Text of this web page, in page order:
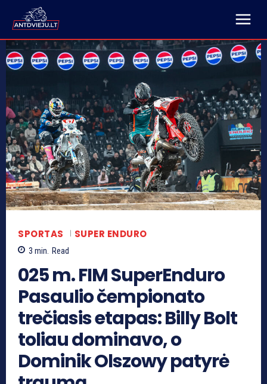
SPORTAS SUPER ENDURO
3 min. Read
025 m. FIM SuperEnduro
Pasaulio čempionato
trečiasis etapas: Billy Bolt
toliau dominavo, o
Dominik Olszowy patyrė